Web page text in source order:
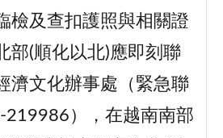
檢及查扣護照與相關證
部(順化以北)應即刻聯
濟文化辦事處（緊急聯
219986），在越南南部